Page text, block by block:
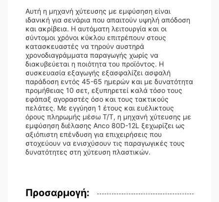
Αυτή η μηχανή χύτευσης με εμφύσηση είναι
ιδανική για σενάρια που απαιτούν υψηλή απόδοση
και ακρίβεια. Η αυτόματη λειτουργία και οι
σύντομοι χρόνοι κύκλου επιτρέπουν στους
κατασκευαστές να τηρούν αυστηρά
χρονοδιαγράμματα παραγωγής χωρίς να
διακυβεύεται η ποιότητα του προϊόντος. Η
συσκευασία εξαγωγής εξασφαλίζει ασφαλή
παράδοση εντός 45-65 ημερών και με δυνατότητα
προμήθειας 10 σετ, εξυπηρετεί καλά τόσο τους
εφάπαξ αγοραστές όσο και τους τακτικούς
πελάτες. Με εγγύηση 1 έτους και ευέλικτους
όρους πληρωμής μέσω T/T, η μηχανή χύτευσης με
εμφύσηση διέλασης Anco 80D-12L ξεχωρίζει ως
αξιόπιστη επένδυση για επιχειρήσεις που
στοχεύουν να ενισχύσουν τις παραγωγικές τους
δυνατότητες στη χύτευση πλαστικών.
Προσαρμογή: